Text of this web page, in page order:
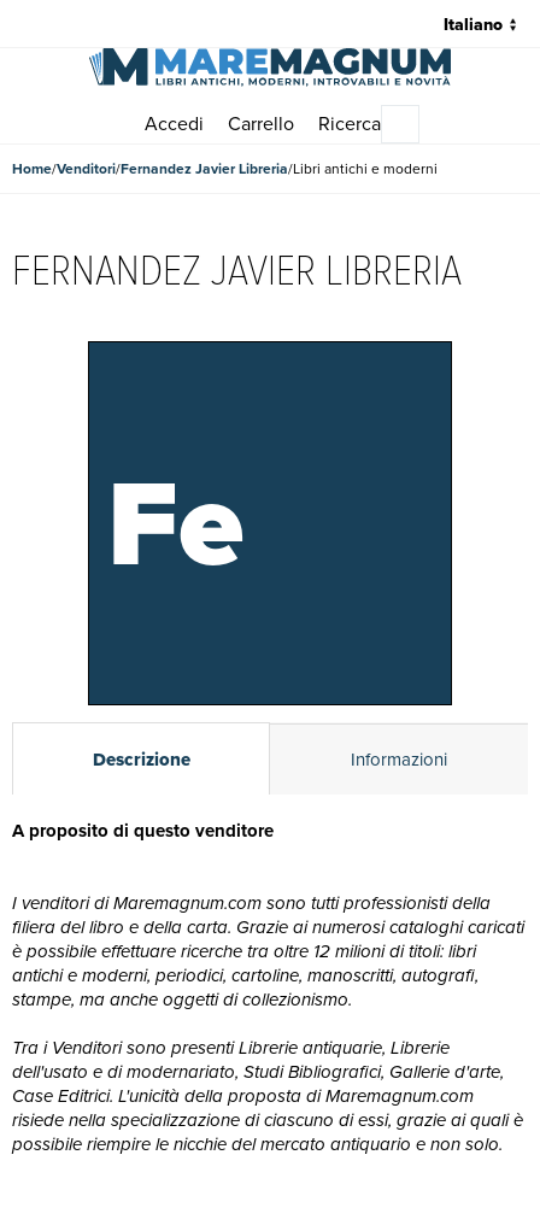
Accedi Carrello Ricerca
Home Venditori Fernandez Javier Libreria Libri antichi e moderni
FERNANDEZ JAVIER LIBRERIA
Fe
Descrizione Informazioni
A proposito di questo venditore
I venditori di Maremagnum.com sono tutti professionisti della
filiera del libro e della carta. Grazie ai numerosi cataloghi caricati
è possibile effettuare ricerche tra oltre 12 milioni di titoli: libri
antichi e moderni, periodici, cartoline, manoscritti, autografi,
stampe, ma anche oggetti di collezionismo.
Tra i Venditori sono presenti Librerie antiquarie, Librerie
dell'usato e di modernariato, Studi Bibliografici, Gallerie d'arte,
Case Editrici. L'unicità della proposta di Maremagnum.com
risiede nella specializzazione di ciascuno di essi, grazie ai quali è
possibile riempire le nicchie del mercato antiquario e non solo.